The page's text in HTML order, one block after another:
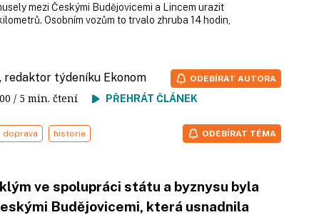
mezi Českými Budějovicemi a Lincem urazit
Osobním vozům to trvalo zhruba 14 hodin,
, redaktor týdeníku Ekonom
/ 5 min. čtení PŘEHRÁT ČLÁNEK
ODEBÍRAT AUTORA
doprava historie ODEBÍRAT TÉMA
ve spolupráci státu a byznysu byla
Budějovicemi, která usnadnila